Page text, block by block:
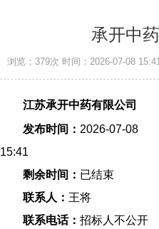
承开中
浏览：379次 时间：2026-07-08
江苏承开中药有限公司
发布时间： 2026-07-08
15:41
剩余时间： 已结束
联系人： 王将
联系电话： 招标人不公开